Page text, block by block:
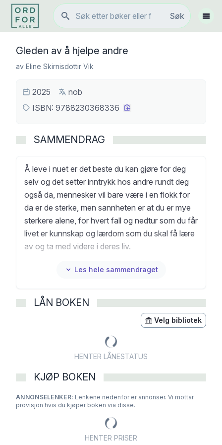
Søk
Søk
Vis
Gleden av å hjelpe andre
av Eline Skirnisdottir Vik
2025
nob
ISBN: 9788230368336
SAMMENDRAG
Å leve i nuet er det beste du kan gjøre for deg
selv og det setter inntrykk hos andre rundt deg
også da, mennesker vil bare være i en flokk for
da er de sterke, men sannheten er at du er mye
sterkere alene, for hvert fall og nedtur som du får
livet er kunnskap og lærdom som du skal få lære
av og ta med videre i deres liv.
Les hele sammendraget
LÅN BOKEN
Velg bibliotek
HENTER LÅNESTATUS
KJØP BOKEN
ANNONSELENKER: Lenkene nedenfor er annonser. Vi mottar
provisjon hvis du kjøper boken via disse.
HENTER PRISER